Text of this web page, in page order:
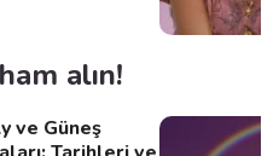
üzerindeki
burç hesaplama
Çok basit! Tek
alın!
ve Güneş